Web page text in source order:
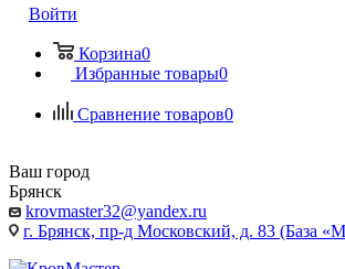
Войти
Корзина0
Избранные товары0
Сравнение товаров0
Ваш город
Брянск
krovmaster32@yandex.ru
г. Брянск, пр-д Московский, д. 83 (База